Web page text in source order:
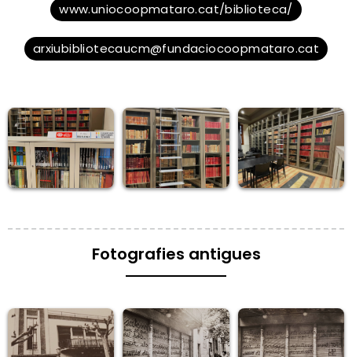
www.uniocoopmataro.cat/biblioteca/
arxiubibliotecaucm@fundaciocoopmataro.cat
Fotografies antigues